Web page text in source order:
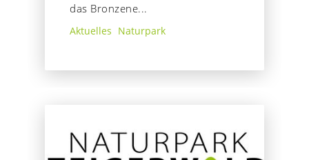
das Bronzene...
Aktuelles Naturpark